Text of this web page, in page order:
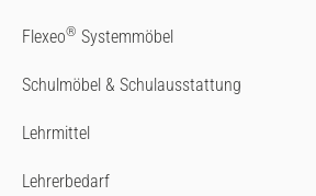
Flexeo® Systemmöbel
Schulmöbel & Schulausstattung
Lehrmittel
Lehrerbedarf